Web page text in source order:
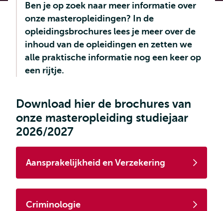
Ben je op zoek naar meer informatie over
onze masteropleidingen? In de
opleidingsbrochures lees je meer over de
inhoud van de opleidingen en zetten we
alle praktische informatie nog een keer op
een rijtje.
Download hier de brochures van
onze masteropleiding studiejaar
2026/2027
Aansprakelijkheid en Verzekering
Criminologie